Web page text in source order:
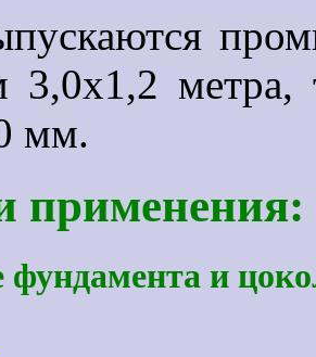
3,0х1,2
мм.
применения:
фундамента и